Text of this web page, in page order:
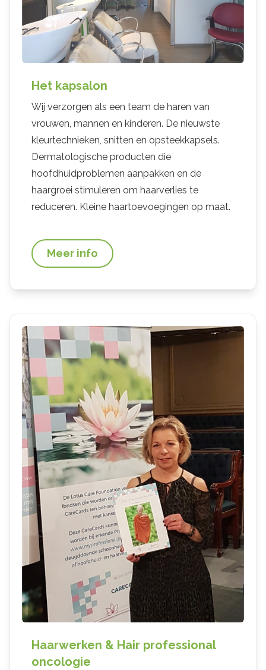
Het kapsalon
Wij verzorgen als een team de haren van
vrouwen, mannen en kinderen. De nieuwste
kleurtechnieken, snitten en opsteekkapsels.
Dermatologische producten die
hoofdhuidproblemen aanpakken en de
haargroei stimuleren om haarverlies te
reduceren. Kleine haartoevoegingen op maat.
Meer info
Haarwerken & Hair professional
oncologie